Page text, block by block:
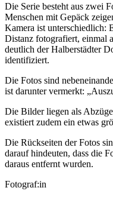
Die Serie besteht aus zwei
Menschen mit Gepäck
Kamera ist unterschiedlich:
Distanz fotografiert, einmal
deutlich der Halberstädter
identifiziert.
Die Fotos sind
ist darunter vermerkt:
Die Bilder liegen als
existiert zudem ein etwas
Die Rückseiten der Fotos
darauf hindeuten, dass die
daraus entfernt wurden.
Fotograf:in